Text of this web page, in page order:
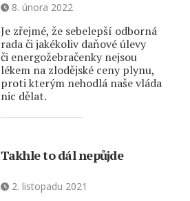
8. února 2022
Je zřejmé, že sebelepší odborná
rada či jakékoliv daňové úlevy
či energožebračenky nejsou
lékem na zlodějské ceny plynu,
proti kterým nehodlá naše vláda
nic dělat.
Takhle to dál nepůjde
2. listopadu 2021